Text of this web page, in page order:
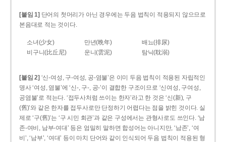
[붙임 1] 단어의 첫머리가 아닌 경우에는 두음 법칙이 적용되지 않으므로
본음대로 적는 것이다.
소녀(少女) 만년(晩年)
배뇨(排尿)
비구니(比丘尼)
운니(雲泥) 탐닉(耽溺)
[붙임 2] ‘신-여성, 구-여성, 공-염불’은 이미 두음 법칙이 적용된 자립적인
명사 ‘여성, 염불’에 ‘신-, 구-, 공-’이 결합한 구조이므로 ‘신여성, 구여성,
공염불’로 적는다. ‘접두사처럼 쓰이는 한자’라고 한 것은 ‘신(新), 구
(舊)’와 같은 한자를 접두사로만 단정하기 어렵다는 점을 밝힌 것이다. 실
제로 ‘구(舊)’는 ‘구 시민 회관’과 같은 구성에서는 관형사로도 쓰인다. ‘남
존­-여비, 남부-­여대’ 등은 엄밀히 말하면 합성어는 아니지만, ‘남존’, ‘여
비’, ‘남부’, ‘여대’ 등이 마치 단어와 같이 인식되어 두음 법칙이 적용된 형